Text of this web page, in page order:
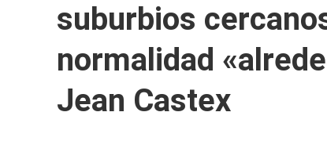
suburbios
normalidad
Jean Castex